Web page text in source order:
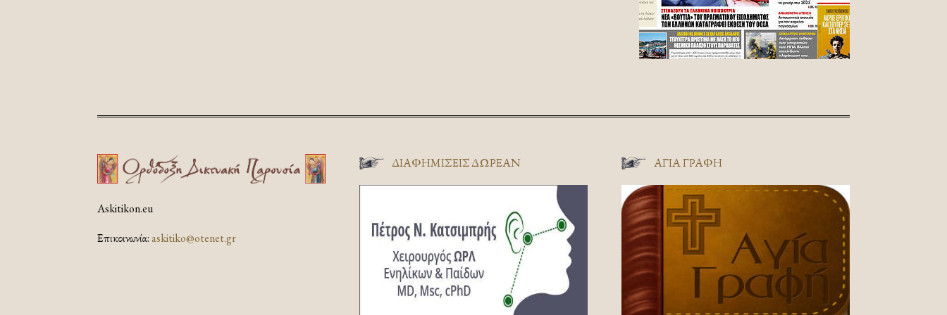
Askitikon.eu
Επικοινωνία:askitiko@otenet.gr
ΔΙΑΦΗΜΊΣΕΙΣ ΔΩΡΕΆΝ ΑΓΊΑ ΓΡΑΦΉ